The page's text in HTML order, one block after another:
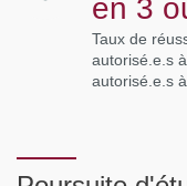
en 3
Taux de
autorisé.e.s
autorisé.e.s